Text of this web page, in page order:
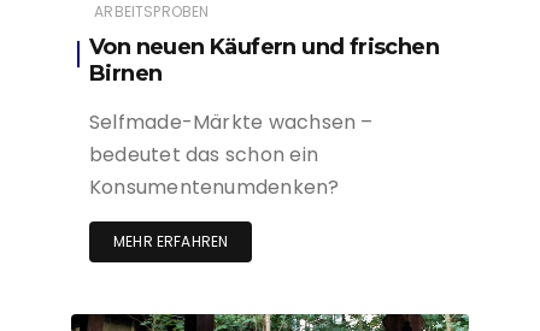
ARBEITSPROBEN
Von neuen Käufern und frischen
Birnen
Selfmade-Märkte wachsen –
bedeutet das schon ein
Konsumentenumdenken?
MEHR ERFAHREN